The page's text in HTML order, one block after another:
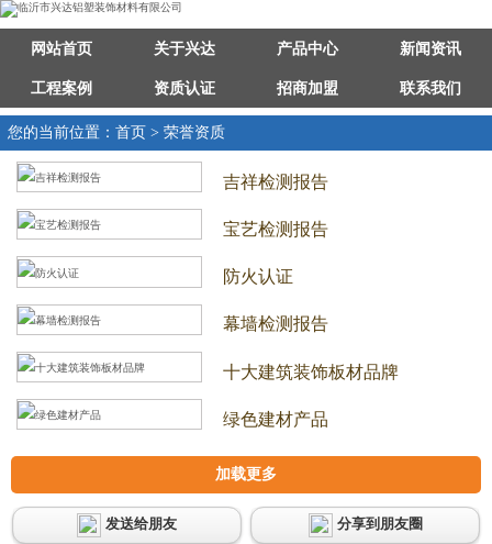
网站首页 关于兴达 产品中心 新闻资讯
工程案例 资质认证 招商加盟 联系我们
您的当前位置：首页 > 荣誉资质
吉祥检测报告
宝艺检测报告
防火认证
幕墙检测报告
十大建筑装饰板材品牌
绿色建材产品
加载更多
发送给朋友 分享到朋友圈